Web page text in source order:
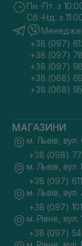
Пн.-Пт. з
Сб.-Нд. з
+38 (097)
+38 (097)
+38 (097)
+38 (068)
+38 (068)
МАГАЗИНИ
м. Львів,
+38 (098)
м. Львів,
+38 (097)
м. Львів,
+38 (097)
м. Рівне, вул.
+38 (097)